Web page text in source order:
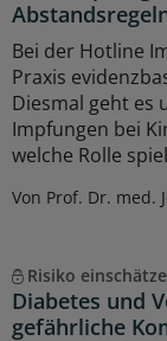
Bei der Hotline
Praxis
Diesmal geht es
Impfungen bei
welche Rolle
Von Prof. Dr. med.
Risiko
Diabetes und
gefährliche